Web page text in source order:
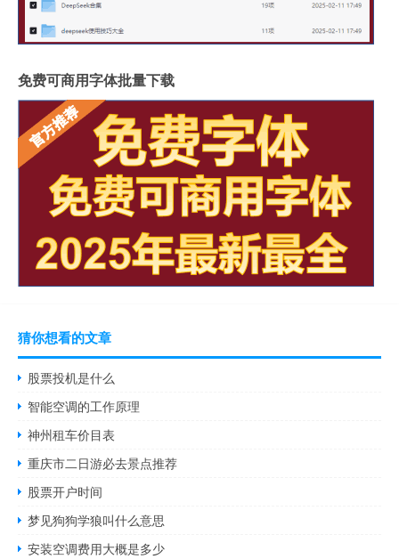
免费可商用字体批量下载
猜你想看的文章
股票投机是什么
智能空调的工作原理
神州租车价目表
重庆市二日游必去景点推荐
股票开户时间
梦见狗狗学狼叫什么意思
安装空调费用大概是多少